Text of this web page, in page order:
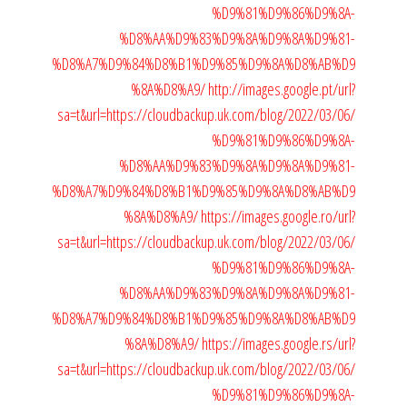
%D9%81%D9%86%D9%8A-
%D8%AA%D9%83%D9%8A%D9%8A%D9%81-
%D8%A7%D9%84%D8%B1%D9%85%D9%8A%D8%AB%D9
%8A%D8%A9/http://images.google.pt/url?
sa=t&url=https://cloudbackup.uk.com/blog/2022/03/06/
%D9%81%D9%86%D9%8A-
%D8%AA%D9%83%D9%8A%D9%8A%D9%81-
%D8%A7%D9%84%D8%B1%D9%85%D9%8A%D8%AB%D9
%8A%D8%A9/https://images.google.ro/url?
sa=t&url=https://cloudbackup.uk.com/blog/2022/03/06/
%D9%81%D9%86%D9%8A-
%D8%AA%D9%83%D9%8A%D9%8A%D9%81-
%D8%A7%D9%84%D8%B1%D9%85%D9%8A%D8%AB%D9
%8A%D8%A9/https://images.google.rs/url?
sa=t&url=https://cloudbackup.uk.com/blog/2022/03/06/
%D9%81%D9%86%D9%8A-